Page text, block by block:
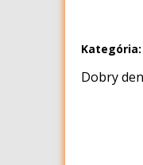
Kategória:
Dobry